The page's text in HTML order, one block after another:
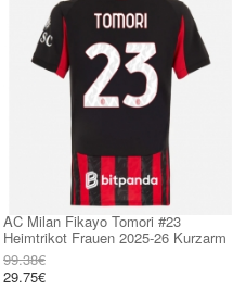
AC Milan Fikayo Tomori #23
Heimtrikot Frauen 2025-26 Kurzarm
99.38€
29.75€